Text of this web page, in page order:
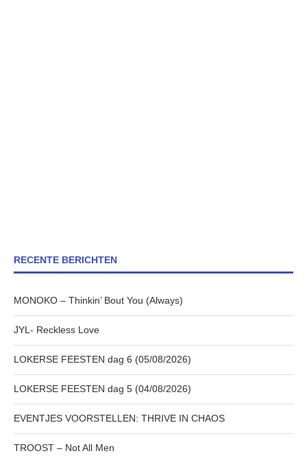
RECENTE BERICHTEN
MONOKO – Thinkin’ Bout You (Always)
JYL- Reckless Love
LOKERSE FEESTEN dag 6 (05/08/2026)
LOKERSE FEESTEN dag 5 (04/08/2026)
EVENTJES VOORSTELLEN: THRIVE IN CHAOS
TROOST – Not All Men